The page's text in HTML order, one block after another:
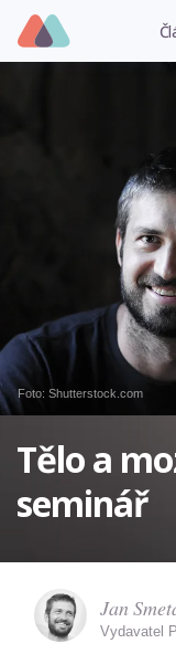
Foto: Shutterstock.com
Tělo a
seminář
Jan
Vydavatel